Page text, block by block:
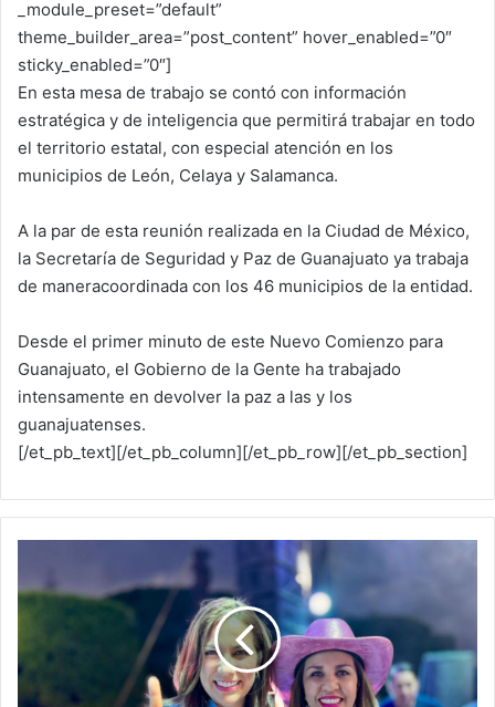
_module_preset=”default”
theme_builder_area=”post_content” hover_enabled=”0″
sticky_enabled=”0″]
En esta mesa de trabajo se contó con información
estratégica y de inteligencia que permitirá trabajar en todo
el territorio estatal, con especial atención en los
municipios de León, Celaya y Salamanca.
A la par de esta reunión realizada en la Ciudad de México,
la Secretaría de Seguridad y Paz de Guanajuato ya trabaja
de maneracoordinada con los 46 municipios de la entidad.
Desde el primer minuto de este Nuevo Comienzo para
Guanajuato, el Gobierno de la Gente ha trabajado
intensamente en devolver la paz a las y los
guanajuatenses.
[/et_pb_text][/et_pb_column][/et_pb_row][/et_pb_section]
m
m